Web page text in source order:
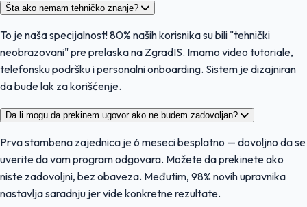
Šta ako nemam tehničko znanje?
To je naša specijalnost! 80% naših korisnika su bili "tehnički
neobrazovani" pre prelaska na ZgradIS. Imamo video tutoriale,
telefonsku podršku i personalni onboarding. Sistem je dizajniran
da bude lak za korišćenje.
Da li mogu da prekinem ugovor ako ne budem zadovoljan?
Prva stambena zajednica je 6 meseci besplatno — dovoljno da se
uverite da vam program odgovara. Možete da prekinete ako
niste zadovoljni, bez obaveza. Međutim, 98% novih upravnika
nastavlja saradnju jer vide konkretne rezultate.